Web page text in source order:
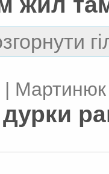
| Мартинюк
дурки